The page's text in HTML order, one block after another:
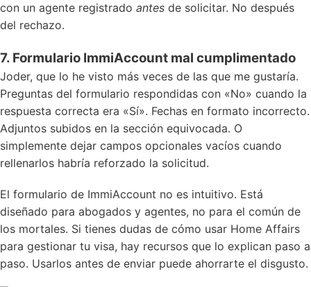
con un agente registrado antes de solicitar. No después
del rechazo.
7. Formulario ImmiAccount mal cumplimentado
Joder, que lo he visto más veces de las que me gustaría.
Preguntas del formulario respondidas con «No» cuando la
respuesta correcta era «Sí». Fechas en formato incorrecto.
Adjuntos subidos en la sección equivocada. O
simplemente dejar campos opcionales vacíos cuando
rellenarlos habría reforzado la solicitud.
El formulario de ImmiAccount no es intuitivo. Está
diseñado para abogados y agentes, no para el común de
los mortales. Si tienes dudas de cómo usar Home Affairs
para gestionar tu visa, hay recursos que lo explican paso a
paso. Usarlos antes de enviar puede ahorrarte el disgusto.